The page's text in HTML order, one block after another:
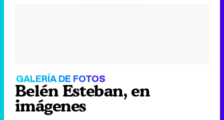
GALERÍA DE FOTOS
Belén Esteban, en
imágenes